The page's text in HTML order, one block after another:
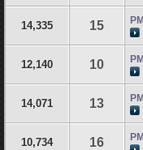
15
14,335
10
12,140
13
14,071
16
10,734